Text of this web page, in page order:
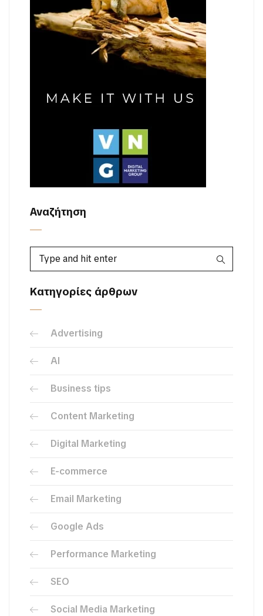
Αναζήτηση
Κατηγορίες άρθρων
Advertising
AI
Business tips
Content Marketing
Digital Marketing
E-commerce
Email Marketing
Google Ads
Performance Marketing
SEO
Social Media Marketing